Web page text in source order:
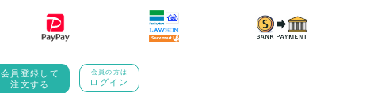
会員登録して
注文する
会員の方は
ログイン